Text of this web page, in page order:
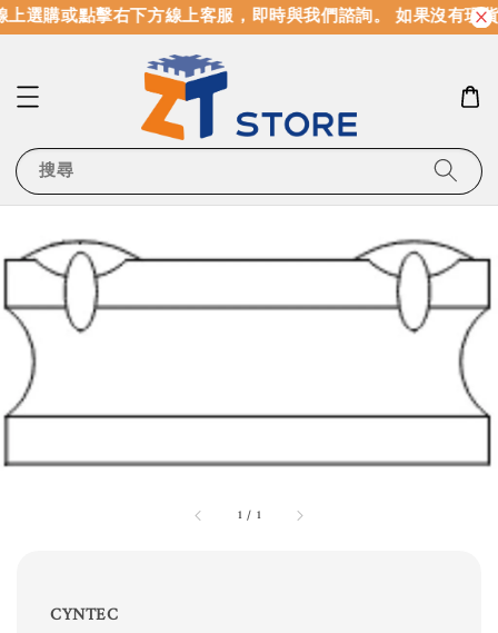
選購或點擊右下方線上客服，即時與我們諮詢。 如果沒有現
搜尋
1 / 1
CYNTEC